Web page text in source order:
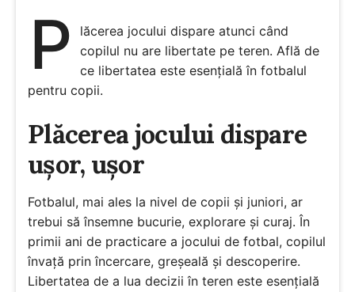
P
lăcerea jocului dispare atunci când
copilul nu are libertate pe teren. Află de
ce libertatea este esențială în fotbalul
pentru copii.
Plăcerea jocului dispare
ușor, ușor
Fotbalul, mai ales la nivel de copii și juniori, ar
trebui să însemne bucurie, explorare și curaj. În
primii ani de practicare a jocului de fotbal, copilul
învață prin încercare, greșeală și descoperire.
Libertatea de a lua decizii în teren este esențială